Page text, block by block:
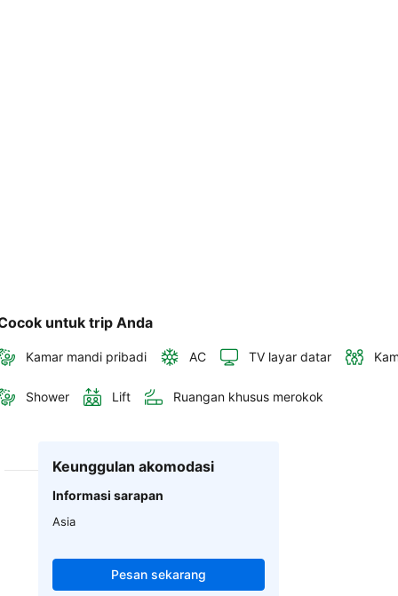
untuk trip Anda
Kamar mandi pribadi AC TV layar datar
Shower Lift Ruangan khusus merokok
Keunggulan akomodasi
Informasi sarapan
Asia
Pesan sekarang